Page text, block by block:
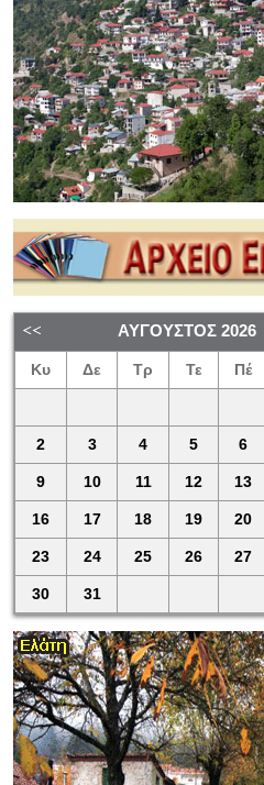
ΑΎΓΟΥΣΤΟΣ 2026
Κυ Δε Τρ Τε Πέ
2 3 4 5 6
9 10 11 12 13
16 17 18 19 20
23 24 25 26 27
30 31